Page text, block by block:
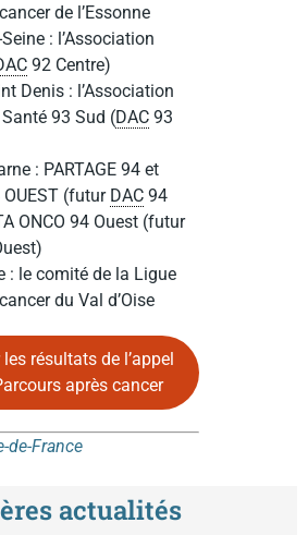
de l’Essonne
: l’Association
92 Centre)
Denis : l’Association
93 Sud (DAC 93
: PARTAGE 94 et
OUEST (futur DAC 94
ONCO 94 Ouest (futur
: le comité de la Ligue
du Val d’Oise
résultats de l’appel
après cancer
de-France
actualités